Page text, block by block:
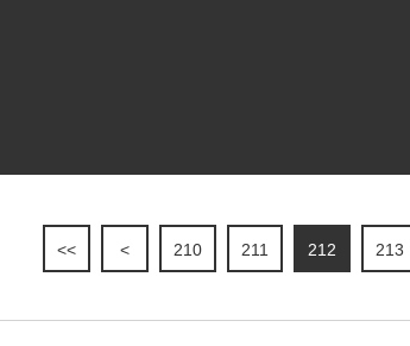
<< < 200
210 211 212 213